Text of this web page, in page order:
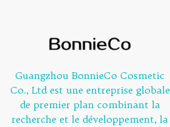
Guangzhou BonnieCo Cosmetic
Co., Ltd est une entreprise globale
de premier plan combinant la
recherche et le développement, la